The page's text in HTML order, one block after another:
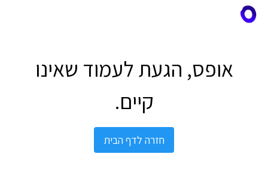
אופס, הגעת לעמוד שאינו
קיים.
חזרה לדף הבית